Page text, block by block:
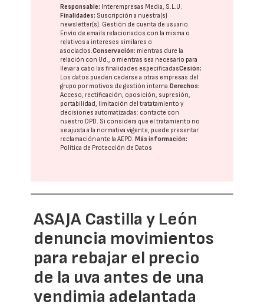
Responsable: Interempresas Media, S.L.U.
Finalidades: Suscripción a nuestra(s)
newsletter(s). Gestión de cuenta de usuario.
Envío de emails relacionados con la misma o
relativos a intereses similares o
asociados.Conservación: mientras dure la
relación con Ud., o mientras sea necesario para
llevar a cabo las finalidades especificadasCesión:
Los datos pueden cederse a otras empresas del
grupo por motivos de gestión interna.Derechos:
Acceso, rectificación, oposición, supresión,
portabilidad, limitación del tratatamiento y
decisiones automatizadas: contacte con
nuestro DPD . Si considera que el tratamiento no
se ajusta a la normativa vigente, puede presentar
reclamación ante laAEPD .Más información:
Política de Protección de Datos
ASAJA Castilla y León
denuncia movimientos
para rebajar el precio
de la uva antes de una
vendimia adelantada